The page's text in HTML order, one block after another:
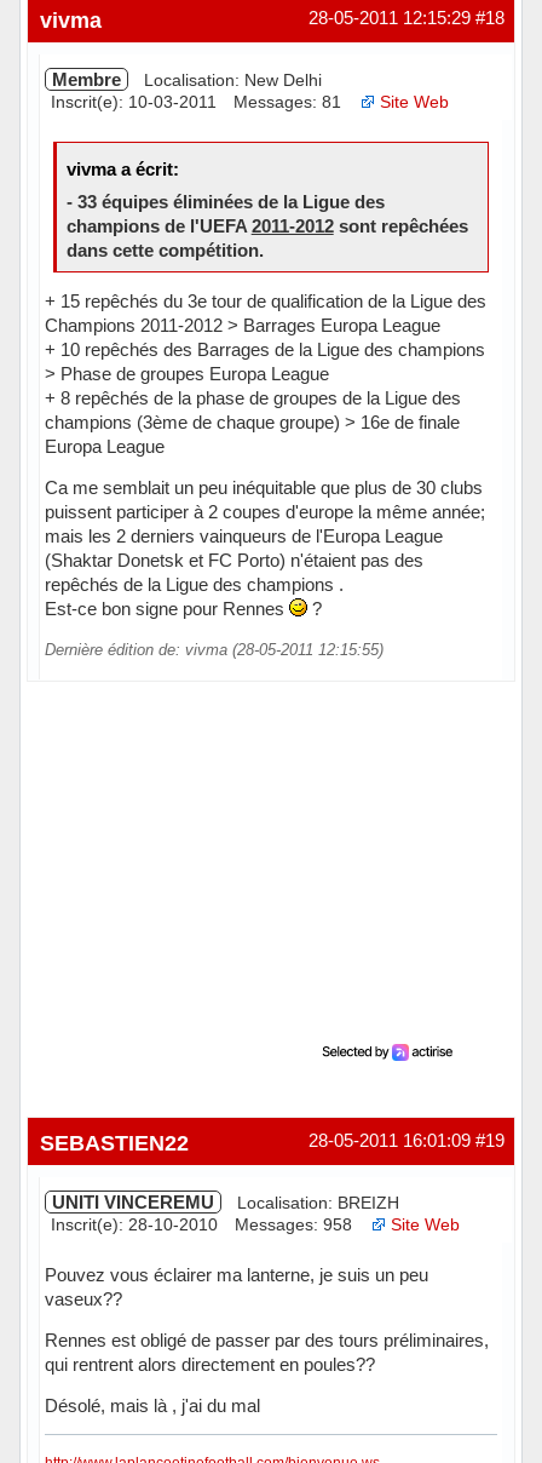
Hors ligne #18
28-05-2011 12:15:29
vivma
Membre
Localisation: New Delhi
Inscrit(e): 10-03-2011
Messages: 81 Site Web
vivma a écrit:
- 33 équipes éliminées de la Ligue des
champions de l'UEFA 2011-2012sont repêchées
dans cette compétition.
+ 15 repêchés du 3e tour de qualification de la Ligue des
Champions 2011-2012 > Barrages Europa League
+ 10 repêchés des Barrages de la Ligue des champions
> Phase de groupes Europa League
+ 8 repêchés de la phase de groupes de la Ligue des
champions (3ème de chaque groupe) > 16e de finale
Europa League
Ca me semblait un peu inéquitable que plus de 30 clubs
puissent participer à 2 coupes d'europe la même année;
mais les 2 derniers vainqueurs de l'Europa League
(Shaktar Donetsk et FC Porto) n'étaient pas des
repêchés de la Ligue des champions .
Est-ce bon signe pour Rennes
?
Dernière édition de: vivma (28-05-2011 12:15:55)
#19
28-05-2011 16:01:09
SEBASTIEN22
UNITI VINCEREMU
Localisation: BREIZH
Inscrit(e): 28-10-2010
Messages: 958 Site Web
Pouvez vous éclairer ma lanterne, je suis un peu
vaseux??
Rennes est obligé de passer par des tours préliminaires,
qui rentrent alors directement en poules??
Désolé, mais là , j'ai du mal